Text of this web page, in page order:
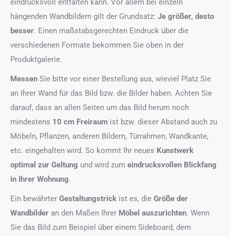
eindrucksvoll entfalten kann. Vor allem bei einzeln
hängenden Wandbildern gilt der Grundsatz: Je größer, desto
besser. Einen maßstabsgerechten Eindruck über die
verschiedenen Formate bekommen Sie oben in der
Produktgalerie.
Messen Sie bitte vor einer Bestellung aus, wieviel Platz Sie
an Ihrer Wand für das Bild bzw. die Bilder haben. Achten Sie
darauf, dass an allen Seiten um das Bild herum noch
mindestens 10 cm Freiraum ist bzw. dieser Abstand auch zu
Möbeln, Pflanzen, anderen Bildern, Türrahmen, Wandkante,
etc. eingehalten wird. So kommt Ihr neues Kunstwerk
optimal zur Geltung und wird zum eindrucksvollen Blickfang
in Ihrer Wohnung.
Ein bewährter Gestaltungstrick ist es, die Größe der
Wandbilder an den Maßen Ihrer Möbel auszurichten. Wenn
Sie das Bild zum Beispiel über einem Sideboard, dem